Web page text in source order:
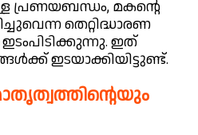
പ്രണയബന്ധം, മകന്റെ
തെറ്റിദ്ധാരണ
ഇത്
ഇടയാക്കിയിട്ടുണ്ട്.